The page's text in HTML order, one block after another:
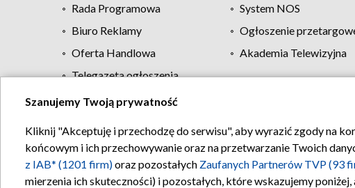
Rada Programowa
System NOS
Biuro Reklamy
Ogłoszenie
Oferta Handlowa
Akademia Telewizyjna
Telegazeta ogłoszenia
Regulamin TVP
Szanujemy Twoją prywatność
Kliknij "Akceptuję i przechodzę do serwisu", aby wyrazić zgody na
końcowym i ich przechowywanie oraz na przetwarzanie Twoich
z IAB* (1201 firm)oraz pozostałych Zaufanych Partnerów TVP (93
mierzenia ich skuteczności) i pozostałych, które wskazujemy